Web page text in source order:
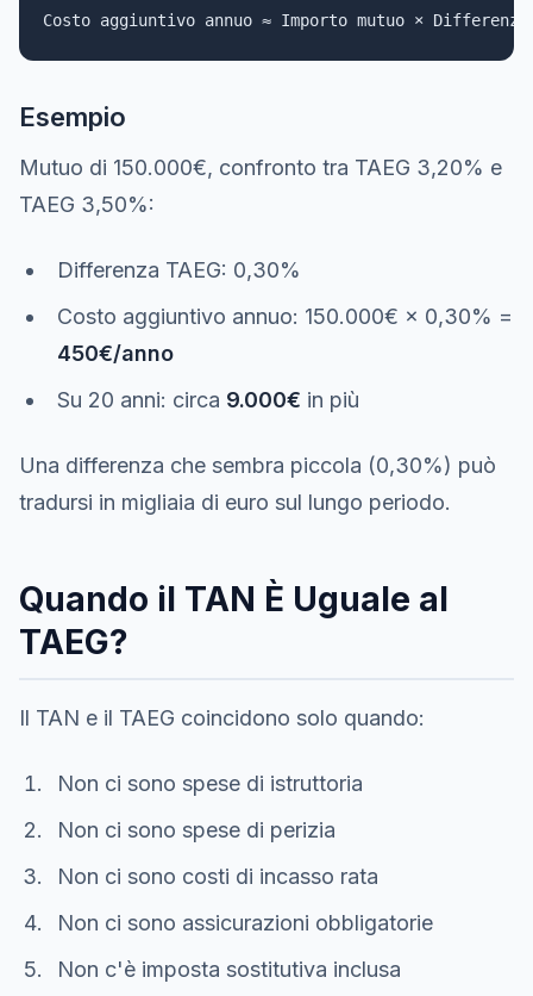
Esempio
Mutuo di 150.000€, confronto tra TAEG 3,20% e
TAEG 3,50%:
Differenza TAEG: 0,30%
Costo aggiuntivo annuo: 150.000€ × 0,30% =
450€/anno
Su 20 anni: circa 9.000€ in più
Una differenza che sembra piccola (0,30%) può
tradursi in migliaia di euro sul lungo periodo.
Quando il TAN È Uguale al
TAEG?
Il TAN e il TAEG coincidono solo quando:
Non ci sono spese di istruttoria
Non ci sono spese di perizia
Non ci sono costi di incasso rata
Non ci sono assicurazioni obbligatorie
Non c'è imposta sostitutiva inclusa